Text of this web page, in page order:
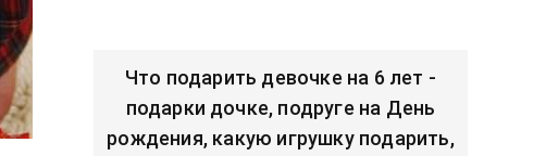
Что подарить девочке на 6 лет -
подарки дочке, подруге на День
рождения, какую игрушку подарить,